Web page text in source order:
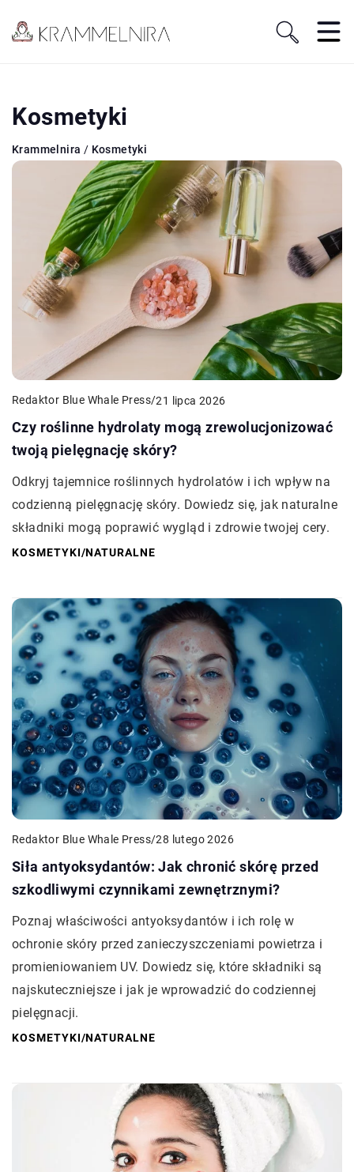
Kosmetyki
Krammelnira / Kosmetyki
Redaktor Blue Whale Press/21 lipca 2026
Czy roślinne hydrolaty mogą zrewolucjonizować
twoją pielęgnację skóry?
Odkryj tajemnice roślinnych hydrolatów i ich wpływ na
codzienną pielęgnację skóry. Dowiedz się, jak naturalne
składniki mogą poprawić wygląd i zdrowie twojej cery.
KOSMETYKI/NATURALNE
Redaktor Blue Whale Press/28 lutego 2026
Siła antyoksydantów: Jak chronić skórę przed
szkodliwymi czynnikami zewnętrznymi?
Poznaj właściwości antyoksydantów i ich rolę w
ochronie skóry przed zanieczyszczeniami powietrza i
promieniowaniem UV. Dowiedz się, które składniki są
najskuteczniejsze i jak je wprowadzić do codziennej
pielęgnacji.
KOSMETYKI/NATURALNE